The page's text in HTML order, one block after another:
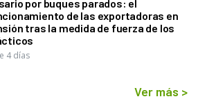
por buques parados: el
de las exportadoras en
tras la medida de fuerza de los
4 días
Ver más >